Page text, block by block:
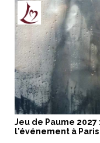
Jeu de Paume
l'événement à Paris